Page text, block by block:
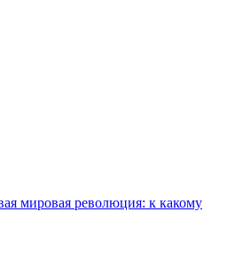
мировая революция: к какому